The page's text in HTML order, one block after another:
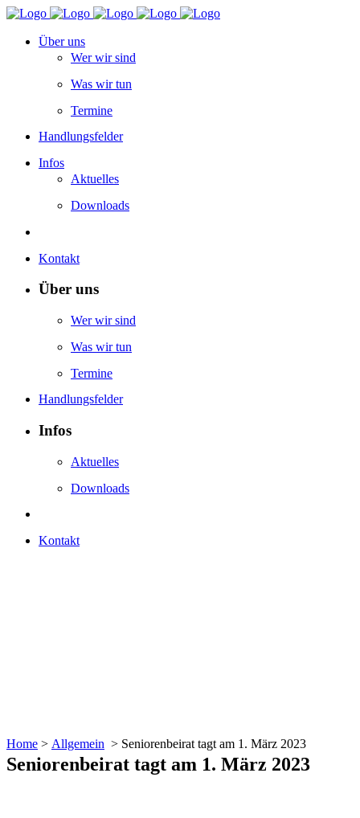
Über uns
Wer wir sind
Was wir tun
Termine
Handlungsfelder
Infos
Aktuelles
Downloads
Kontakt
Über uns
Wer wir sind
Was wir tun
Termine
Handlungsfelder
Infos
Aktuelles
Downloads
Kontakt
Home > Allgemein > Seniorenbeirat tagt am 1. März 2023
Seniorenbeirat tagt am 1. März 2023